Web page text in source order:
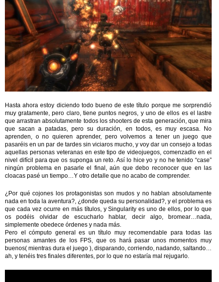
Hasta ahora estoy diciendo todo bueno de este título porque me sorprendió
muy gratamente, pero claro, tiene puntos negros, y uno de ellos es el lastre
que arrastran absolutamente todos los shooters de esta generación, que mira
que sacan a patadas, pero su duración, en todos, es muy escasa. No
aprenden, o no quieren aprender, pero volvemos a tener un juego que
pasaréis en un par de tardes sin viciaros mucho, y voy dar un consejo a todas
aquellas personas veteranas en este tipo de videojuegos, comenzadlo en el
nivel difícil para que os suponga un reto. Así lo hice yo y no he tenido “case”
ningún problema en pasarle el final, aún que debo reconocer que en las
cloacas pasé un tiempo…Y otro detalle que no acabo de comprender.
¿Por qué cojones los protagonistas son mudos y no hablan absolutamente
nada en toda la aventura?, ¿donde queda su personalidad?, y el problema es
que cada vez ocurre en más títulos, y Singularity es uno de ellos, por lo que
os podéis olvidar de escucharlo hablar, decir algo, bromear…nada,
simplemente obedece órdenes y nada más.
Pero el cómputo general es un título muy recomendable para todas las
personas amantes de los FPS, que os hará pasar unos momentos muy
buenos( mientras dura el juego ), disparando, corriendo, nadando, saltando…
ah, y tenéis tres finales diferentes, por lo que no estaría mal rejugarlo.